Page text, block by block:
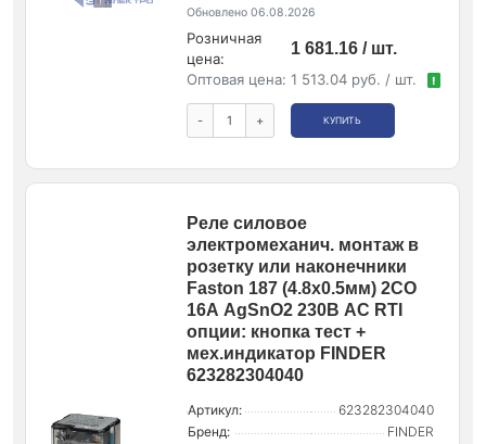
Обновлено 06.08.2026
Розничная
цена:
1 681.16 / шт.
Оптовая цена: 1 513.04 руб. / шт. !
- + КУПИТЬ
Реле силовое
электромеханич. монтаж в
розетку или наконечники
Faston 187 (4.8х0.5мм) 2CO
16А AgSnO2 230В AC RTI
опции: кнопка тест +
мех.индикатор FINDER
623282304040
Артикул:
623282304040
Бренд:
FINDER